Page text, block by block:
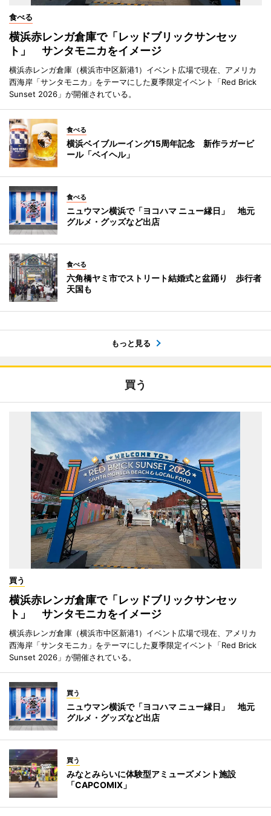
食べる
横浜赤レンガ倉庫で「レッドブリックサンセッ
ト」 サンタモニカをイメージ
横浜赤レンガ倉庫（横浜市中区新港1）イベント広場で現在、アメリカ
西海岸「サンタモニカ」をテーマにした夏季限定イベント「Red Brick
Sunset 2026」が開催されている。
食べる
横浜ベイブルーイング15周年記念 新作ラガービ
ール「ベイヘル」
食べる
ニュウマン横浜で「ヨコハマ ニュー縁日」 地元
グルメ・グッズなど出店
食べる
六角橋ヤミ市でストリート結婚式と盆踊り 歩行者
天国も
もっと見る
買う
買う
横浜赤レンガ倉庫で「レッドブリックサンセッ
ト」 サンタモニカをイメージ
横浜赤レンガ倉庫（横浜市中区新港1）イベント広場で現在、アメリカ
西海岸「サンタモニカ」をテーマにした夏季限定イベント「Red Brick
Sunset 2026」が開催されている。
買う
ニュウマン横浜で「ヨコハマ ニュー縁日」 地元
グルメ・グッズなど出店
買う
みなとみらいに体験型アミューズメント施設
「CAPCOMIX」